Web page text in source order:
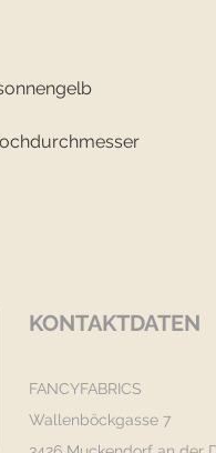
KONTAKTDATEN
FANCYFABRICS
Wallenböckgasse 7